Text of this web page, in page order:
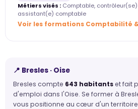
Métiers visés : Comptable,
assistant(e) comptable
Voir les formations Comptabilité
📍 Bresles · Oise
Bresles compte 643 habitantset fait
d'emploi dans l'Oise. Se former à
vous positionne au cœur d'un